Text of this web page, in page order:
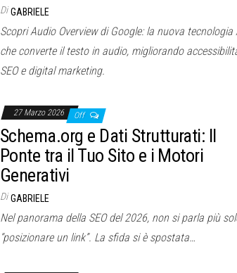
Di GABRIELE
Scopri Audio Overview di Google: la nuova tecnologia
che converte il testo in audio, migliorando
SEO e digital marketing.
27 Marzo 2026 Off
Schema.org e Dati Strutturati: Il
Ponte tra il Tuo Sito e i Motori
Generativi
Di GABRIELE
Nel panorama della SEO del 2026, non si parla più
“posizionare un link”. La sfida si è spostata…